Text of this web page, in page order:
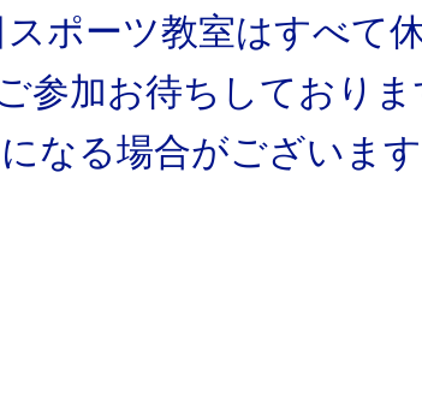
ポーツ教室はすべて
参加お待ちしておりま
なる場合がございます